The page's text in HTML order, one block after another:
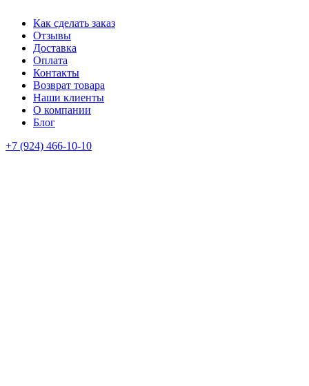
Как сделать заказ
Отзывы
Доставка
Оплата
Контакты
Возврат товара
Наши клиенты
О компании
Блог
+7 (924) 466-10-10